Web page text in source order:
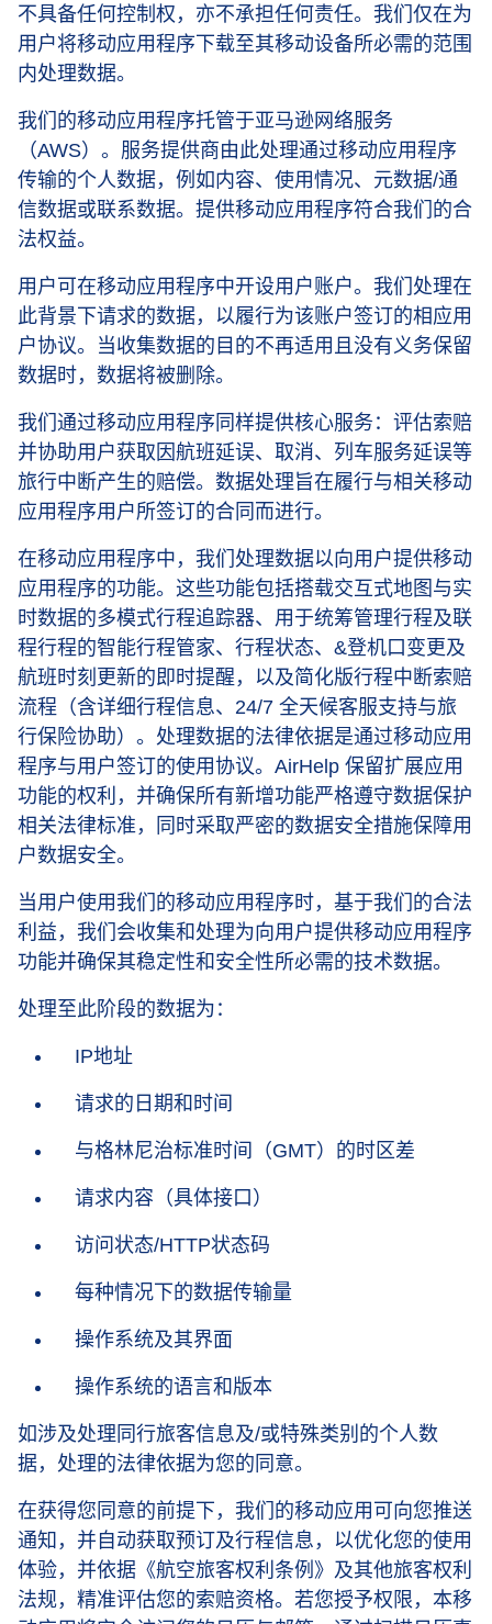
不具备任何控制权，亦不承担任何责任。我们仅在为
用户将移动应用程序下载至其移动设备所必需的范围
内处理数据。
我们的移动应用程序托管于亚马逊网络服务
（AWS）。服务提供商由此处理通过移动应用程序
传输的个人数据，例如内容、使用情况、元数据/通
信数据或联系数据。提供移动应用程序符合我们的合
法权益。
用户可在移动应用程序中开设用户账户。我们处理在
此背景下请求的数据，以履行为该账户签订的相应用
户协议。当收集数据的目的不再适用且没有义务保留
数据时，数据将被删除。
我们通过移动应用程序同样提供核心服务：评估索赔
并协助用户获取因航班延误、取消、列车服务延误等
旅行中断产生的赔偿。数据处理旨在履行与相关移动
应用程序用户所签订的合同而进行。
在移动应用程序中，我们处理数据以向用户提供移动
应用程序的功能。这些功能包括搭载交互式地图与实
时数据的多模式行程追踪器、用于统筹管理行程及联
程行程的智能行程管家、行程状态、&登机口变更及
航班时刻更新的即时提醒，以及简化版行程中断索赔
流程（含详细行程信息、24/7 全天候客服支持与旅
行保险协助）。处理数据的法律依据是通过移动应用
程序与用户签订的使用协议。AirHelp 保留扩展应用
功能的权利，并确保所有新增功能严格遵守数据保护
相关法律标准，同时采取严密的数据安全措施保障用
户数据安全。
当用户使用我们的移动应用程序时，基于我们的合法
利益，我们会收集和处理为向用户提供移动应用程序
功能并确保其稳定性和安全性所必需的技术数据。
处理至此阶段的数据为：
IP地址
请求的日期和时间
与格林尼治标准时间（GMT）的时区差
请求内容（具体接口）
访问状态/HTTP状态码
每种情况下的数据传输量
操作系统及其界面
操作系统的语言和版本
如涉及处理同行旅客信息及/或特殊类别的个人数
据，处理的法律依据为您的同意。
在获得您同意的前提下，我们的移动应用可向您推送
通知，并自动获取预订及行程信息，以优化您的使用
体验，并依据《航空旅客权利条例》及其他旅客权利
法规，精准评估您的索赔资格。若您授予权限，本移